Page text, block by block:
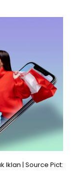
Iklan | Source Pict: